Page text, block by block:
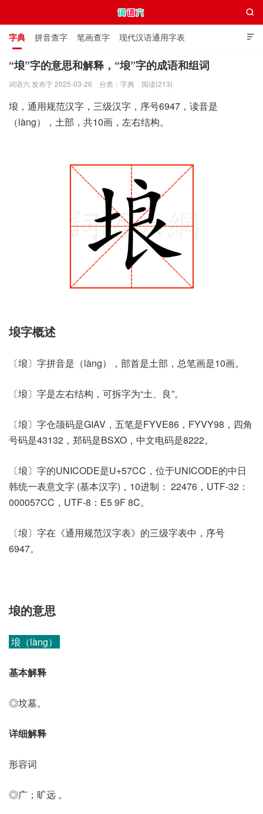

字典 拼音查字 笔画查字 现代汉语通用字表
通用规范汉字表 叠字大全 独体字大全 极简英语词典

“埌”字的意思和解释，“埌”字的成语和组词
词语六 发布于 2025-03-26 分类： 字典 阅读(213)
埌，通用规范汉字，三级汉字，序号6947，读音是
（làng），土部，共10画，左右结构。
埌字概述
〔埌〕字拼音是（làng），部首是土部，总笔画是10画。
〔埌〕字是左右结构，可拆字为“土、良”。
〔埌〕字仓颉码是GIAV，五笔是FYVE86，FYVY98，四角
号码是43132，郑码是BSXO，中文电码是8222。
〔埌〕字的UNICODE是U+57CC，位于UNICODE的中日
韩统一表意文字 (基本汉字)，10进制： 22476，UTF-32：
000057CC，UTF-8：E5 9F 8C。
〔埌〕字在《通用规范汉字表》的三级字表中，序号
6947。
埌的意思
埌（làng）
基本解释
◎坟墓。
详细解释
形容词
◎广；旷远 。